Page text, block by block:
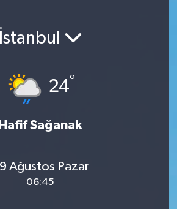
İstanbul
24°
Hafif Sağanak
Ağustos Pazar
06:45